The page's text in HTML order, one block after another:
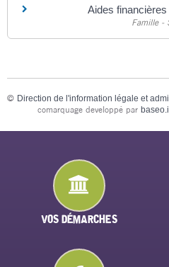
Aides
Famille -
© Direction de l'information légale et
comarquage developpé par
VOS DÉMARCHES